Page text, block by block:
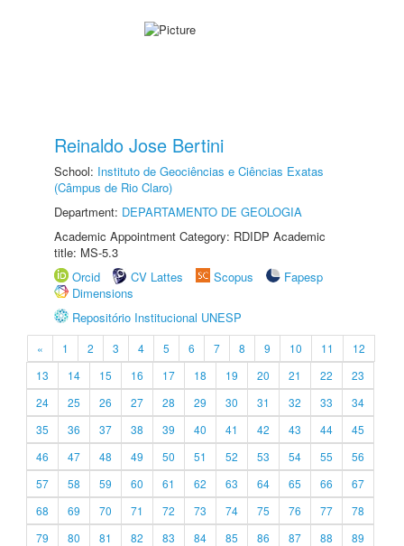
Reinaldo Jose Bertini
School: Instituto de Geociências e Ciências Exatas
(Câmpus de Rio Claro)
Department: DEPARTAMENTO DE GEOLOGIA
Academic Appointment Category: RDIDP Academic
title: MS-5.3
Orcid
CV Lattes Scopus
Fapesp
Dimensions
Repositório Institucional UNESP
« 1 2 3 4 5 6 7 8 9 10 11
12
13
14 15 16 17 18 19 20 21 22
23
24
25 26 27 28 29 30 31 32 33
34
35
36 37 38 39 40 41 42 43 44
45
46
47 48 49 50 51 52 53 54 55
56
57
58 59 60 61 62 63 64 65 66
67
68
69 70 71 72 73 74 75 76 77
78
79
80 81 82 83 84 85 86 87 88
89